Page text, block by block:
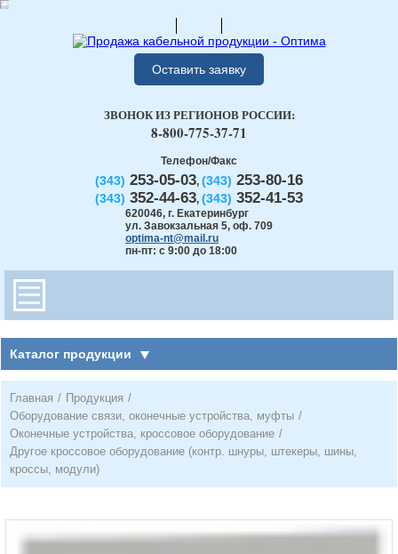
Оставить заявку
Телефон/Факс
(343) 253-05-03, (343) 253-80-16
(343) 352-44-63, (343) 352-41-53
620046, г. Екатеринбург
ул. Завокзальная 5, оф. 709
optima-nt@mail.ru
пн-пт: с 9:00 до 18:00
ЗВОНОК ИЗ РЕГИОНОВ РОССИИ:
8-800-775-37-71
Каталог продукции
Главная / Продукция /
Оборудование связи, оконечные устройства, муфты /
Оконечные устройства, кроссовое оборудование /
Другое кроссовое оборудование (контр. шнуры, штекеры, шины,
кроссы, модули)